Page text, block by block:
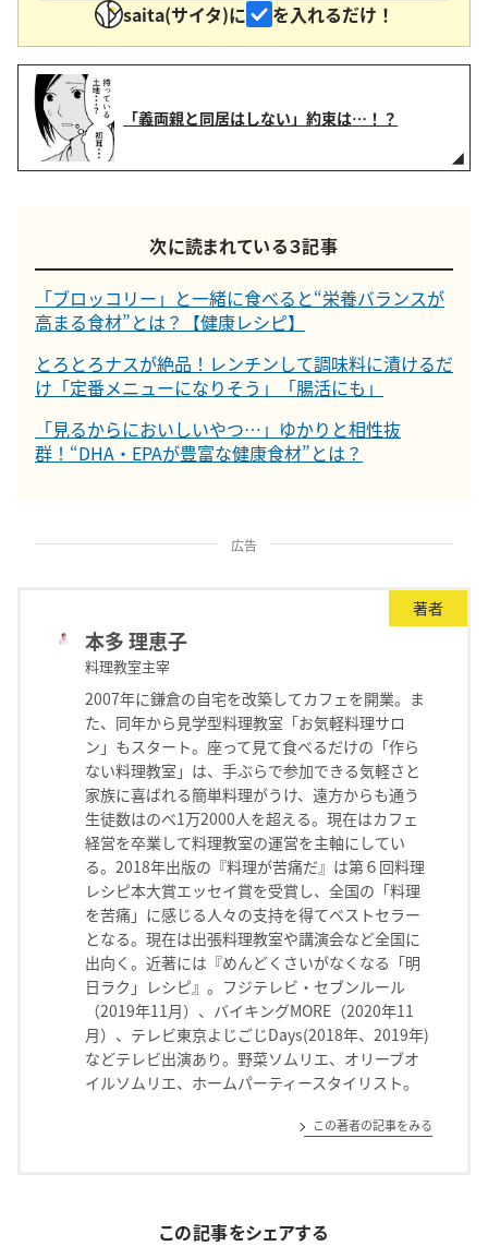
saita(サイタ)に
を入れるだけ！
「義両親と同居はしない」約束は…！？
次に読まれている３記事
「ブロッコリー」と一緒に食べると“栄養バランスが
高まる食材”とは？【健康レシピ】
とろとろナスが絶品！レンチンして調味料に漬けるだ
け「定番メニューになりそう」「腸活にも」
「見るからにおいしいやつ…」ゆかりと相性抜
群！“DHA・EPAが豊富な健康食材”とは？
広告
著者
本多 理恵子
料理教室主宰
2007年に鎌倉の自宅を改築してカフェを開業。ま
た、同年から見学型料理教室「お気軽料理サロ
ン」もスタート。座って見て食べるだけの「作ら
ない料理教室」は、手ぶらで参加できる気軽さと
家族に喜ばれる簡単料理がうけ、遠方からも通う
生徒数はのべ1万2000人を超える。現在はカフェ
経営を卒業して料理教室の運営を主軸にしてい
る。2018年出版の『料理が苦痛だ』は第６回料理
レシピ本大賞エッセイ賞を受賞し、全国の「料理
を苦痛」に感じる人々の支持を得てベストセラー
となる。現在は出張料理教室や講演会など全国に
出向く。近著には『めんどくさいがなくなる「明
日ラク」レシピ』。フジテレビ・セブンルール
（2019年11月）、バイキングMORE（2020年11
月）、テレビ東京よじごじDays(2018年、2019年)
などテレビ出演あり。野菜ソムリエ、オリーブオ
イルソムリエ、ホームパーティースタイリスト。
この著者の記事をみる
この記事をシェアする